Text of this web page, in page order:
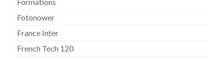
Fotonower
France Inter
French Tech 120